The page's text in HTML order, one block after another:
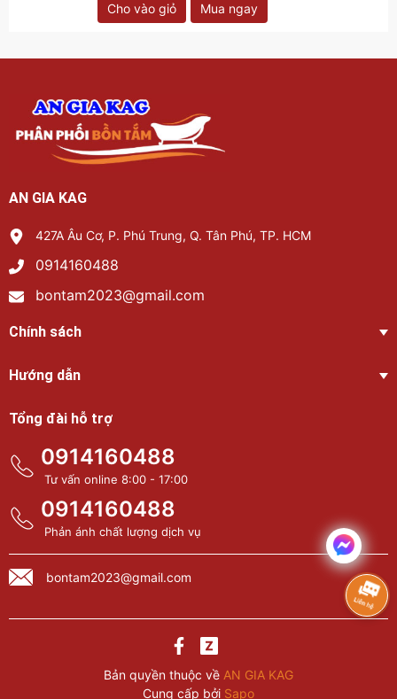
Cho vào giỏ Mua ngay
AN GIA KAG
427A Âu Cơ, P. Phú Trung, Q. Tân Phú, TP. HCM
0914160488
bontam2023@gmail.com
Chính sách
Hướng dẫn
Tổng đài hỗ trợ
0914160488
Tư vấn online 8:00 - 17:00
0914160488
Phản ánh chất lượng dịch vụ
bontam2023@gmail.com
Bản quyền thuộc về AN GIA KAG
Cung cấp bởi Sapo